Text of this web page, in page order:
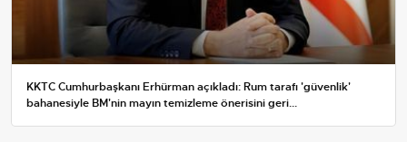
KKTC Cumhurbaşkanı Erhürman açıkladı: Rum tarafı 'güvenlik'
bahanesiyle BM'nin mayın temizleme önerisini geri...